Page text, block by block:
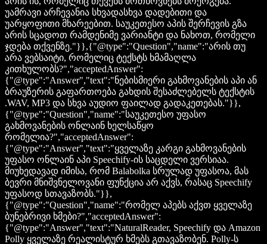
უამრავი არჩევანია სხვადასხვა დადებითი და
უარყოფითი მხარეებით. საუკეთესო აპის შერჩევის გზა
არის სცადოთ რამდენიმე ვარიანტი და ნახოთ, რომელი
ჯდება თქვენზე."}},{"@type":"Question","name":"არის თუ
არა ვებსაიტი, რომელიც ტექსტს ხმამაღლა
კითხულობს?","acceptedAnswer":
{"@type":"Answer","text":"ნებისმიერი გახმოვანების აპი ან
ბრაუზერის გაფართოება გახდის შესაძლებელს ტექსტის
.WAV, MP3 და სხვა აუდიო ფაილად გადაკეთებას."}},
{"@type":"Question","name":"საუკეთესო უფასო
გახმოვანების ონლაინ ხელსაწყო
რომელია?","acceptedAnswer":
{"@type":"Answer","text":"ყველაზე კარგი გახმოვანების
უფასო ონლაინ აპი Speechify-ის საცდელი ვერსიაა.
მიუხედავად იმისა, რომ Balabolka სრულად უფასოა, მას
ბევრი მნიშვნელოვანი ფუნქცია არ აქვს, რასაც Speechify
უფასოდ სთავაზობს."}},
{"@type":"Question","name":"რომელ აპებს აქვთ ყველაზე
ბუნებრივი ხმები?","acceptedAnswer":
{"@type":"Answer","text":"NaturalReader, Speechify და Amazon
Polly ყველაზე რეალისტურ ხმებს გთავაზობენ. Polly-ს